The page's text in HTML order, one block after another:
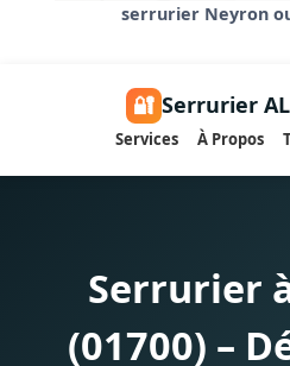
serrurier Neyron
🔐 Serrurier
Services À Propos
Serrurier
(01700) –